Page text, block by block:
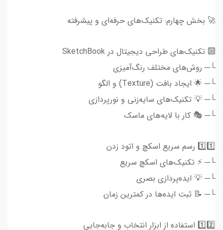
🚀 بخش چهارم: تکنیک‌های حرفه‌ای و پیشرفته
🔟 تکنیک‌های طراحی دیجیتال در SketchBook
└─ روش‌های مختلف رنگ‌آمیزی
└─ 🌟 ایجاد بافت (Texture) و الگو
└─ 💡 تکنیک‌های سایه‌زنی و نورپردازی
└─ 🎭 کار با لایه‌های ماسک
1️⃣1️⃣ رسم سریع اسکچ و اتود زدن
└─ ⚡ تکنیک‌های اسکچ سریع
└─ 💡 ایده‌پردازی بصری
└─ 📝 ثبت ایده‌ها در کمترین زمان
1️⃣2️⃣ استفاده از ابزار انتخاب و جابه‌جایی